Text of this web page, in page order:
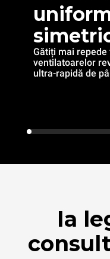
Gătiți mai
ventilatoarelor
ultra-rapidă de
Ia